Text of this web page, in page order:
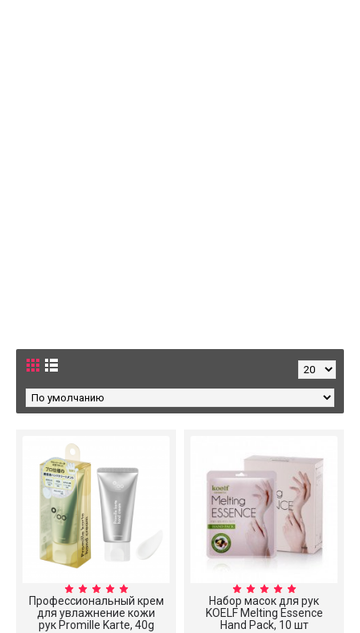
Профессиональный крем
для увлажнение кожи
рук Promille Karte, 40g
Набор масок для рук
KOELF Melting Essence
Hand Pack, 10 шт